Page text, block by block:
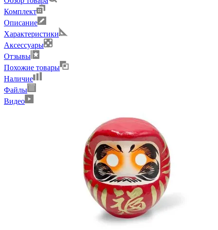
Комплект
Описание
Характеристики
Аксессуары
Отзывы
Похожие товары
Наличие
Файлы
Видео